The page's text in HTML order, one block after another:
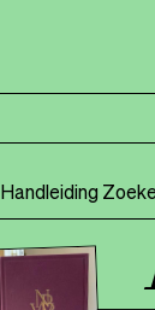
Handleiding